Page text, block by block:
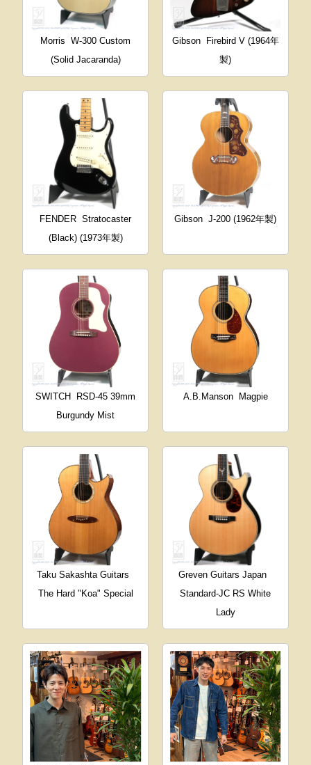
Morris
W-300 Custom
(Solid Jacaranda)
Gibson
Firebird V (1964年
製)
FENDER Stratocaster
(Black) (1973年製)
Gibson J-200 (1962年製)
SWITCH
RSD-45 39mm
Burgundy Mist
A.B.Manson Magpie
Taku Sakashta Guitars
The Hard "Koa" Special
Greven Guitars Japan
Standard-JC RS White
Lady